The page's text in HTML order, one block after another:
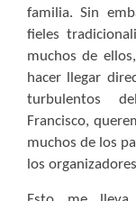
familia. Sin
fieles
muchos de
hacer llegar
turbulentos
Francisco,
muchos de los
los